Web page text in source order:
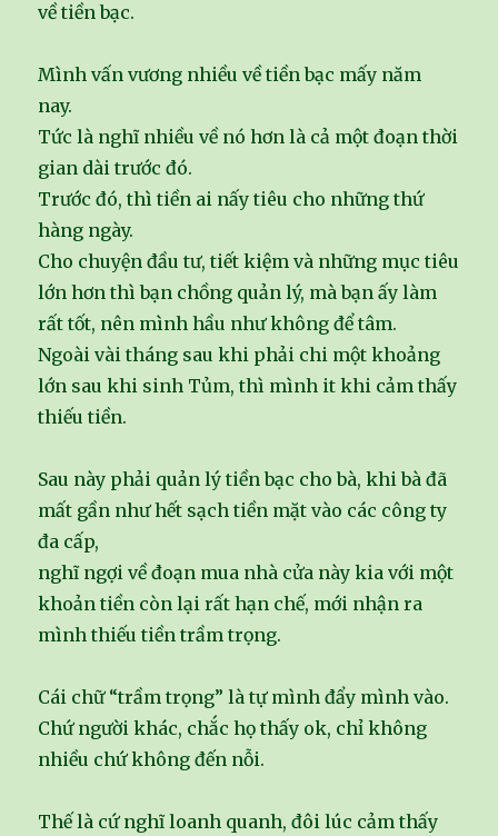
về tiền bạc.
Mình vấn vương nhiều về tiền bạc mấy năm
nay.
Tức là nghĩ nhiều về nó hơn là cả một đoạn thời
gian dài trước đó.
Trước đó, thì tiền ai nấy tiêu cho những thứ
hàng ngày.
Cho chuyện đầu tư, tiết kiệm và những mục tiêu
lớn hơn thì bạn chồng quản lý, mà bạn ấy làm
rất tốt, nên mình hầu như không để tâm.
Ngoài vài tháng sau khi phải chi một khoảng
lớn sau khi sinh Tủm, thì mình it khi cảm thấy
thiếu tiền.
Sau này phải quản lý tiền bạc cho bà, khi bà đã
mất gần như hết sạch tiền mặt vào các công ty
đa cấp,
nghĩ ngợi về đoạn mua nhà cửa này kia với một
khoản tiền còn lại rất hạn chế, mới nhận ra
mình thiếu tiền trầm trọng.
Cái chữ “trầm trọng” là tự mình đẩy mình vào.
Chứ người khác, chắc họ thấy ok, chỉ không
nhiều chứ không đến nỗi.
Thế là cứ nghĩ loanh quanh, đôi lúc cảm thấy